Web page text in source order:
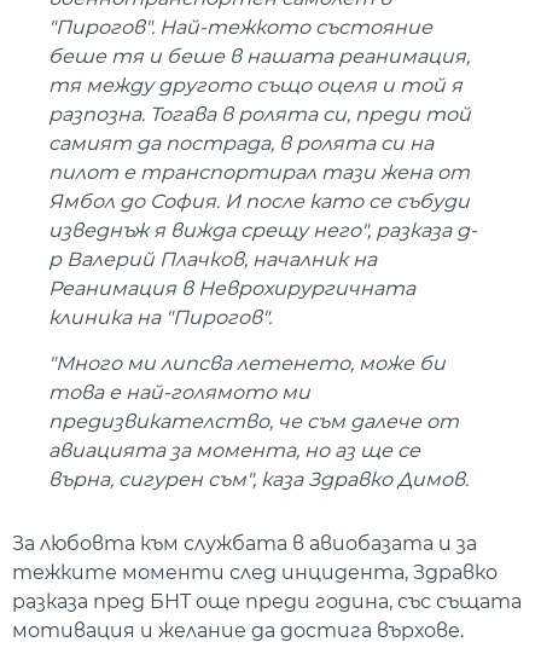
"Пирогов". Най-тежкото състояние
беше тя и беше в нашата реанимация,
тя между другото също оцеля и той я
разпозна. Тогава в ролята си, преди той
самият да пострада, в ролята си на
пилот е транспортирал тази жена от
Ямбол до София. И после като се събуди
изведнъж я вижда срещу него", разказа д-
р Валерий Плачков, началник на
Реанимация в Неврохирургичната
клиника на "Пирогов".
"Много ми липсва летенето, може би
това е най-голямото ми
предизвикателство, че съм далече от
авиацията за момента, но аз ще се
върна, сигурен съм", каза Здравко Димов.
За любовта към службата в авиобазата и за
тежките моменти след инцидента, Здравко
разказа пред БНТ още преди година, със същата
мотивация и желание да достига върхове.